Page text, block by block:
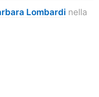
Lombardi nella